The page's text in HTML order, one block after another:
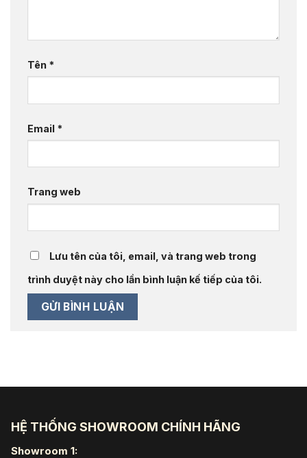
Tên *
Email *
Trang web
Lưu tên của tôi, email, và trang web trong
trình duyệt này cho lần bình luận kế tiếp của tôi.
HỆ THỐNG SHOWROOM CHÍNH HÃNG
Showroom 1: